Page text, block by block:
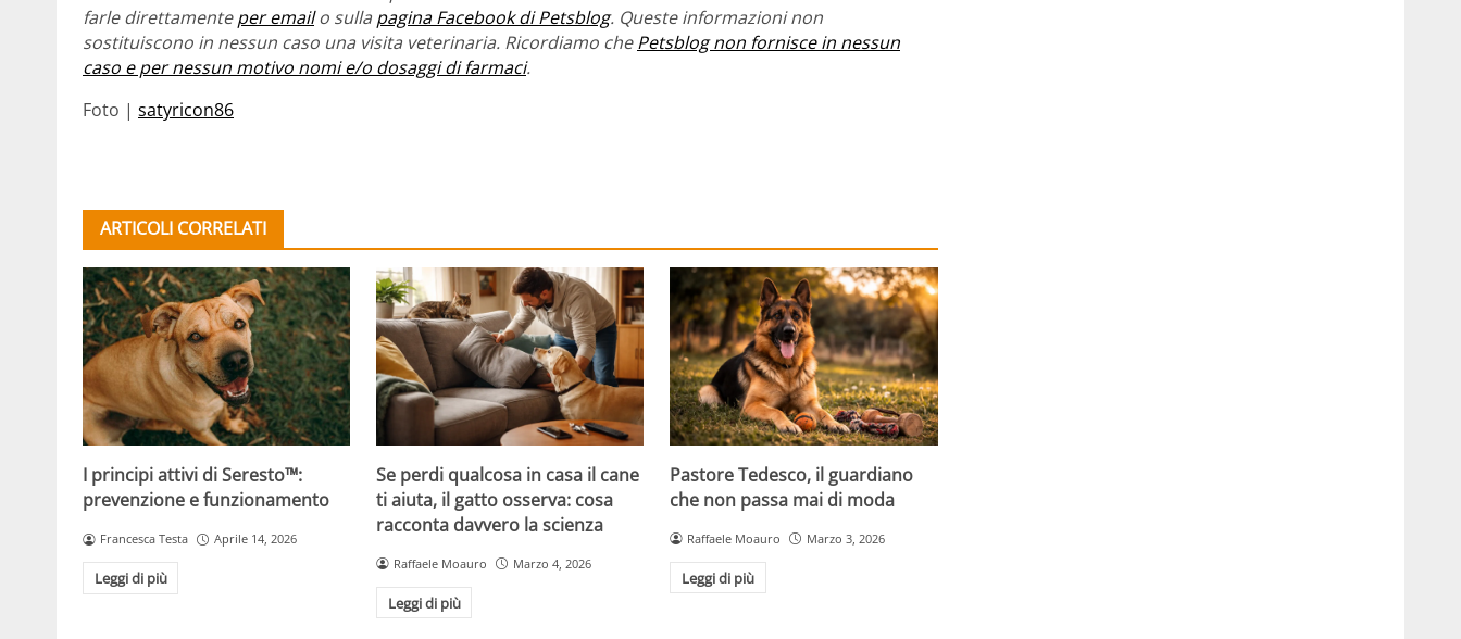
farle direttamenteper emailo sulla pagina Facebook di Petsblog. Queste informazioni non
sostituiscono in nessun caso una visita veterinaria. Ricordiamo chePetsblog non fornisce in nessun
caso e per nessun motivo nomi e/o dosaggi di farmaci.
Foto | satyricon86
ARTICOLI CORRELATI
I principi attivi di Seresto™:
prevenzione e funzionamento
Francesca Testa Aprile 14, 2026
Leggi di più
Se perdi qualcosa in casa il cane
ti aiuta, il gatto osserva: cosa
racconta davvero la scienza
Raffaele Moauro Marzo 4, 2026
Leggi di più
Pastore Tedesco, il guardiano
che non passa mai di moda
Raffaele Moauro Marzo 3, 2026
Leggi di più